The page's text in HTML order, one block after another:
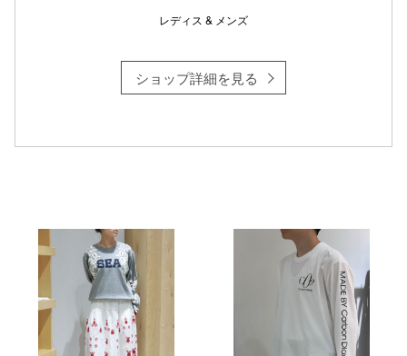
レディス & メンズ
ショップ詳細を見る